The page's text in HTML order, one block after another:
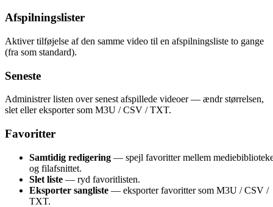
Afspilningslister
Aktiver tilføjelse af den samme video til en afspilningsliste to gange
(fra som standard).
Seneste
Administrer listen over senest afspillede videoer — ændr størrelsen,
slet eller eksporter som M3U / CSV / TXT.
Favoritter
Samtidig redigering — spejl favoritter mellem
og filafsnittet.
Slet liste — ryd favoritlisten.
Eksporter sangliste — eksporter favoritter som M3U / CSV /
TXT.